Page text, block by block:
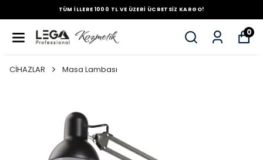
TÜM İLLERE 1000 TL VE ÜZERİ ÜCRETSİZ KARGO!
0
CİHAZLAR Masa Lambası